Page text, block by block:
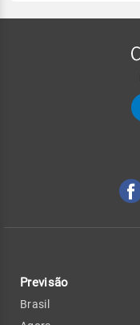
Previsão
Brasil